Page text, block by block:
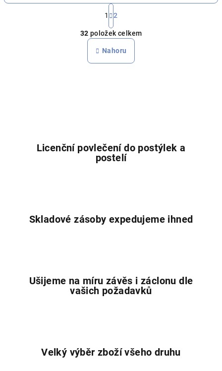
O
v
l
á
k
y
s
S
t
r
á
n
k
o
1 2
32 položek celkem
Nahoru
Licenční povlečení do postýlek a
postelí
Skladové zásoby expedujeme ihned
Ušijeme na míru závěs i záclonu dle
vašich požadavků
Velký výběr zboží všeho druhu